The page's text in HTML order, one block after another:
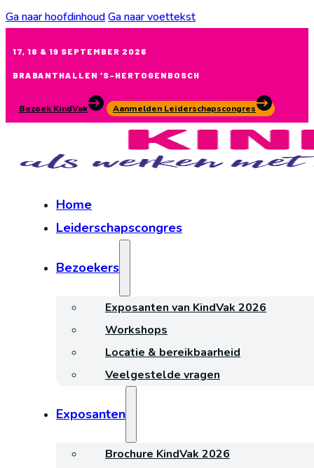
Ga naar hoofdinhoudGa naar voettekst
17, 18 & 19 SEPTEMBER 2026
BRABANTHALLEN ‘S-HERTOGENBOSCH
Bezoek KindVak Aanmelden Leiderschapscongres
Home
Leiderschapscongres
Bezoekers
Exposanten van KindVak 2026
Workshops
Locatie & bereikbaarheid
Veelgestelde vragen
Exposanten
Brochure KindVak 2026